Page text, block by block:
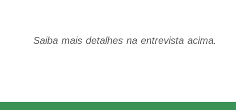
Saiba mais detalhes na entrevista acima.